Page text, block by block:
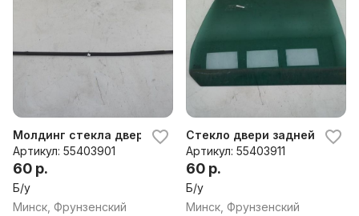
Молдинг стекла двери задней правой наружный Volksw
Артикул: 55403901
60 р.
Б/у
Минск, Фрунзенский
Стекло двери задней
Артикул: 55403911
60 р.
Б/у
Минск, Фрунзенский